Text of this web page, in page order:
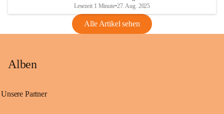
Lesezeit 1 Minute•27. Aug. 2025
Alle Artikel sehen
Alben
Unsere Partner